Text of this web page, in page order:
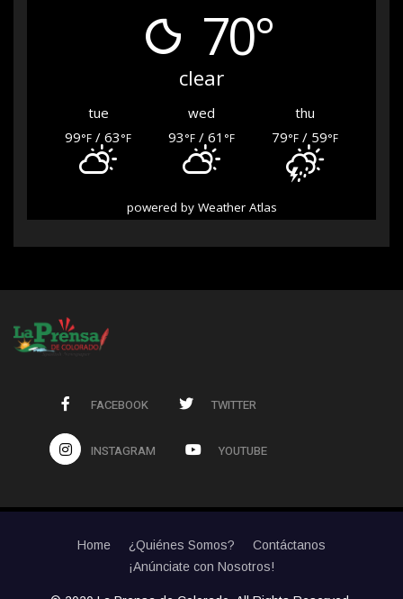
70°
clear
tue wed
thu
99°F / 63°F 93°F/ 61 °F 79°F/ 59°F
powered by Weather Atlas
FACEBOOK TWITTER
INSTAGRAM YOUTUBE
Home ¿Quiénes Somos?
Contáctanos
¡Anúnciate con Nosotros!